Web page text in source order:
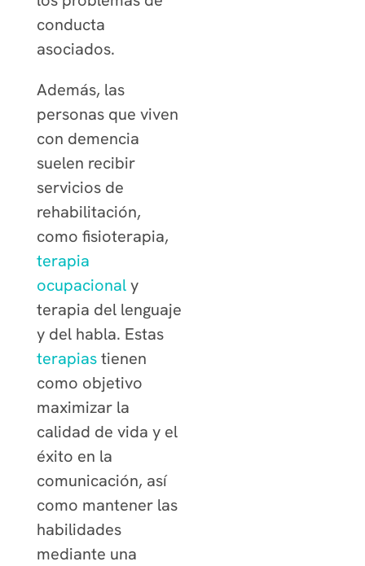
conducta
asociados.
Además, las
personas que viven
con demencia
suelen recibir
servicios de
rehabilitación,
como fisioterapia,
terapia
ocupacionaly
terapia del lenguaje
y del habla. Estas
terapiastienen
como objetivo
maximizar la
calidad de vida y el
éxito en la
comunicación, así
como mantener las
habilidades
mediante una